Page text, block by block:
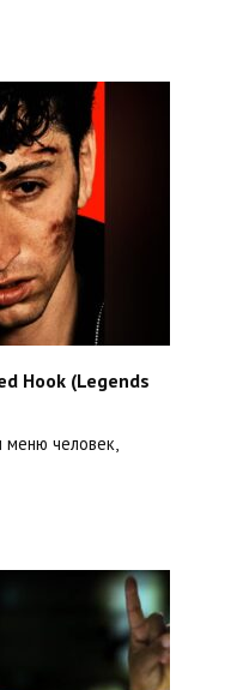
Hook (Legends
человек,